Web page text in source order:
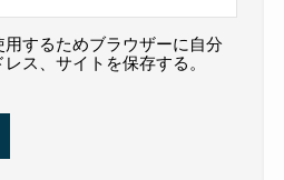
用するためブラウザーに自分
ス、サイトを保存する。